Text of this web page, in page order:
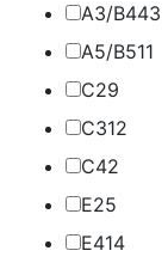
A3/B443
A5/B511
C29
C312
C42
E25
E414